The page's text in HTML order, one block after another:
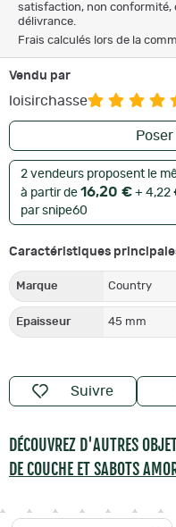
satisfaction, non conformité,
délivrance.
Frais calculés lors de la
Vendu par
loisirchasse
2 vendeurs proposent le
à partir de 16,20 € + 4,22
par snipe60
Caractéristiques
Marque Country
Epaisseur 45 mm
Suivre
DÉCOUVREZ D'AUTRES
DE COUCHE ET SABOTS